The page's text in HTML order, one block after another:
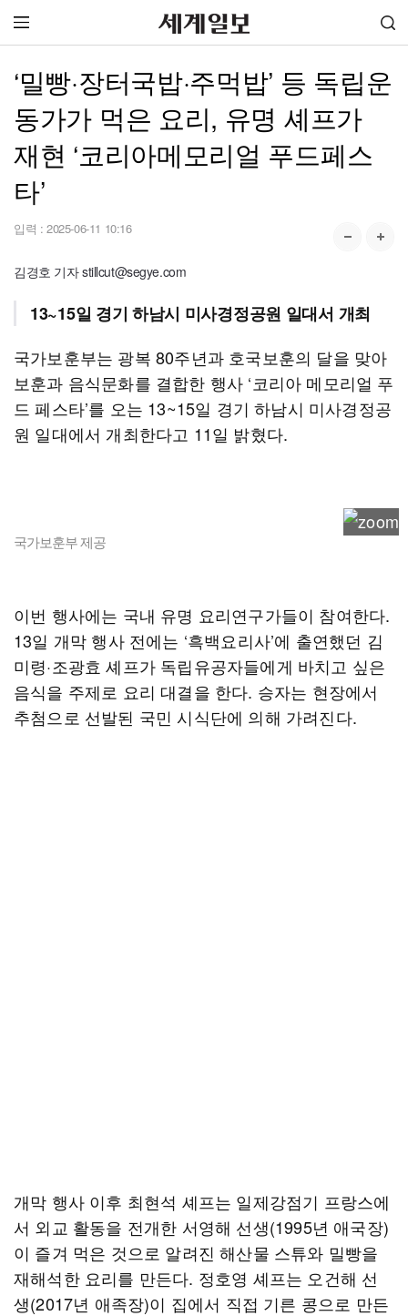
‘밀빵·장터국밥·주먹밥’ 등 독립운
동가가 먹은 요리, 유명 셰프가
재현 ‘코리아메모리얼 푸드페스
타’
입력 : 2025-06-11 10:16
김경호 기자 stillcut@segye.com
13~15일 경기 하남시 미사경정공원 일대서 개최
국가보훈부는 광복 80주년과 호국보훈의 달을 맞아
보훈과 음식문화를 결합한 행사 ‘코리아 메모리얼 푸
드 페스타’를 오는 13~15일 경기 하남시 미사경정공
원 일대에서 개최한다고 11일 밝혔다.
국가보훈부 제공
이번 행사에는 국내 유명 요리연구가들이 참여한다.
13일 개막 행사 전에는 ‘흑백요리사’에 출연했던 김
미령·조광효 셰프가 독립유공자들에게 바치고 싶은
음식을 주제로 요리 대결을 한다. 승자는 현장에서
추첨으로 선발된 국민 시식단에 의해 가려진다.
개막 행사 이후 최현석 셰프는 일제강점기 프랑스에
서 외교 활동을 전개한 서영해 선생(1995년 애국장)
이 즐겨 먹은 것으로 알려진 해산물 스튜와 밀빵을
재해석한 요리를 만든다. 정호영 셰프는 오건해 선
생(2017년 애족장)이 집에서 직접 기른 콩으로 만든